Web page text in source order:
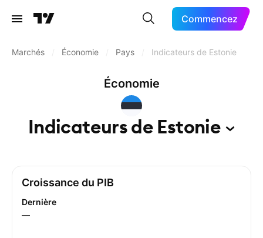
Commencez
Marchés Économie Pays Indicateurs de Estonie
Économie
Indicateurs deEstonie
Croissance du PIB
Dernière
—